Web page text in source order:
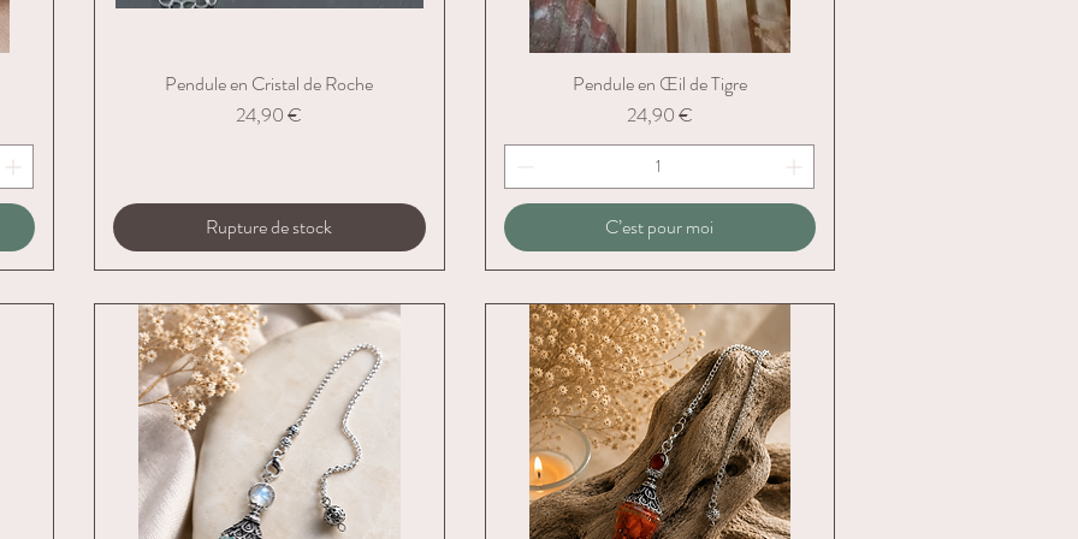
Aperçu rapide
Pendule en Cristal de Roche
Prix
24,90 €
Rupture de stock
Aperçu rapide
Pendule en Œil de Tigre
Prix
24,90 €
C’est pour moi